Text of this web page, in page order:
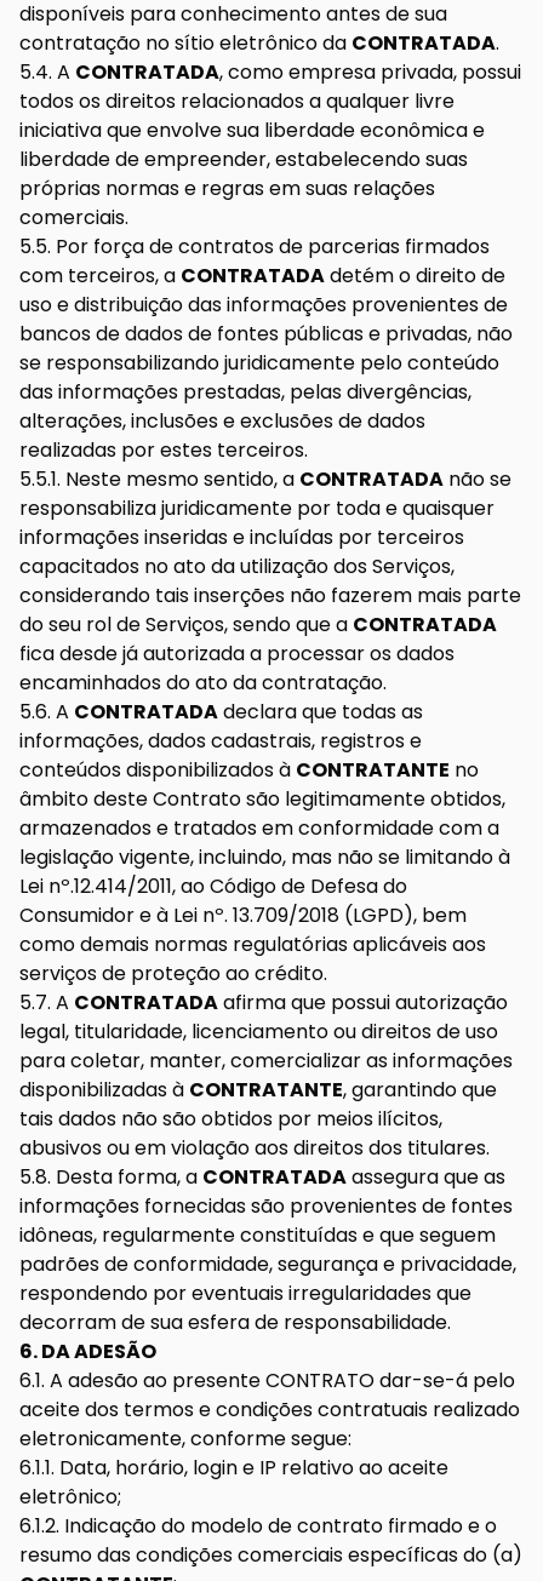
disponíveis para conhecimento antes de sua
contratação no sítio eletrônico da CONTRATADA.
5.4. A CONTRATADA, como empresa privada, possui
todos os direitos relacionados a qualquer livre
iniciativa que envolve sua liberdade econômica e
liberdade de empreender, estabelecendo suas
próprias normas e regras em suas relações
comerciais.
5.5. Por força de contratos de parcerias firmados
com terceiros, a CONTRATADAdetém o direito de
uso e distribuição das informações provenientes de
bancos de dados de fontes públicas e privadas, não
se responsabilizando juridicamente pelo conteúdo
das informações prestadas, pelas divergências,
alterações, inclusões e exclusões de dados
realizadas por estes terceiros.
5.5.1. Neste mesmo sentido, a CONTRATADA não se
responsabiliza juridicamente por toda e quaisquer
informações inseridas e incluídas por terceiros
capacitados no ato da utilização dos Serviços,
considerando tais inserções não fazerem mais parte
do seu rol de Serviços, sendo que a CONTRATADA
fica desde já autorizada a processar os dados
encaminhados do ato da contratação.
5.6. A CONTRATADAdeclara que todas as
informações, dados cadastrais, registros e
conteúdos disponibilizados à CONTRATANTE no
âmbito deste Contrato são legitimamente obtidos,
armazenados e tratados em conformidade com a
legislação vigente, incluindo, mas não se limitando à
Lei nº.12.414/2011, ao Código de Defesa do
Consumidor e à Lei nº. 13.709/2018 (LGPD), bem
como demais normas regulatórias aplicáveis aos
serviços de proteção ao crédito.
5.7. A CONTRATADAafirma que possui autorização
legal, titularidade, licenciamento ou direitos de uso
para coletar, manter, comercializar as informações
disponibilizadas à CONTRATANTE, garantindo que
tais dados não são obtidos por meios ilícitos,
abusivos ou em violação aos direitos dos titulares.
5.8. Desta forma, a CONTRATADAassegura que as
informações fornecidas são provenientes de fontes
idôneas, regularmente constituídas e que seguem
padrões de conformidade, segurança e privacidade,
respondendo por eventuais irregularidades que
decorram de sua esfera de responsabilidade.
6. DA ADESÃO
6.1. A adesão ao presente CONTRATO dar-se-á pelo
aceite dos termos e condições contratuais realizado
eletronicamente, conforme segue:
6.1.1. Data, horário, login e IP relativo ao aceite
eletrônico;
6.1.2. Indicação do modelo de contrato firmado e o
resumo das condições comerciais específicas do (a)